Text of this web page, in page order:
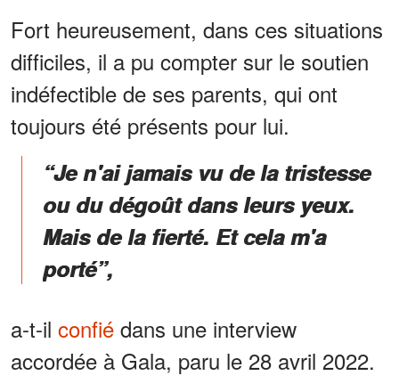
Fort heureusement, dans ces situations
difficiles, il a pu compter sur le soutien
indéfectible de ses parents, qui ont
toujours été présents pour lui.
“Je n'ai jamais vu de la tristesse
ou du dégoût dans leurs yeux.
Mais de la fierté. Et cela m'a
porté”,
a-t-il confié dans une interview
accordée à Gala, paru le 28 avril 2022.